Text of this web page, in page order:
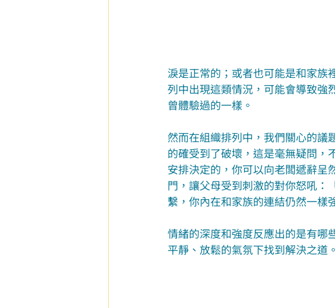
淚是正常的；或者也可能是和家族
列中出現這類情況，可能會導致強
曾體驗過的一樣。
然而在組織排列中，我們關心的議
的確受到了破壞，這是毫無疑問，
安排決定的，你可以向老闆遞辭呈
門，讓父母受到刺激的對你怒吼：
繫，你內在和家族的連結仍然一樣
情緒的深度和強度反應出的是有哪
平靜、放鬆的氣氛下找到解決之道。